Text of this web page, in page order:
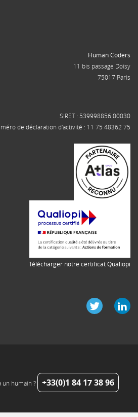
Human Coders
11 bis passage Doisy
75017 Paris
SIRET : 539998856 00030
de déclaration d'activité : 11 75 48362 75
Télécharger notre certificat Qualiopi
un humain ? +33(0)1 84 17 38 96